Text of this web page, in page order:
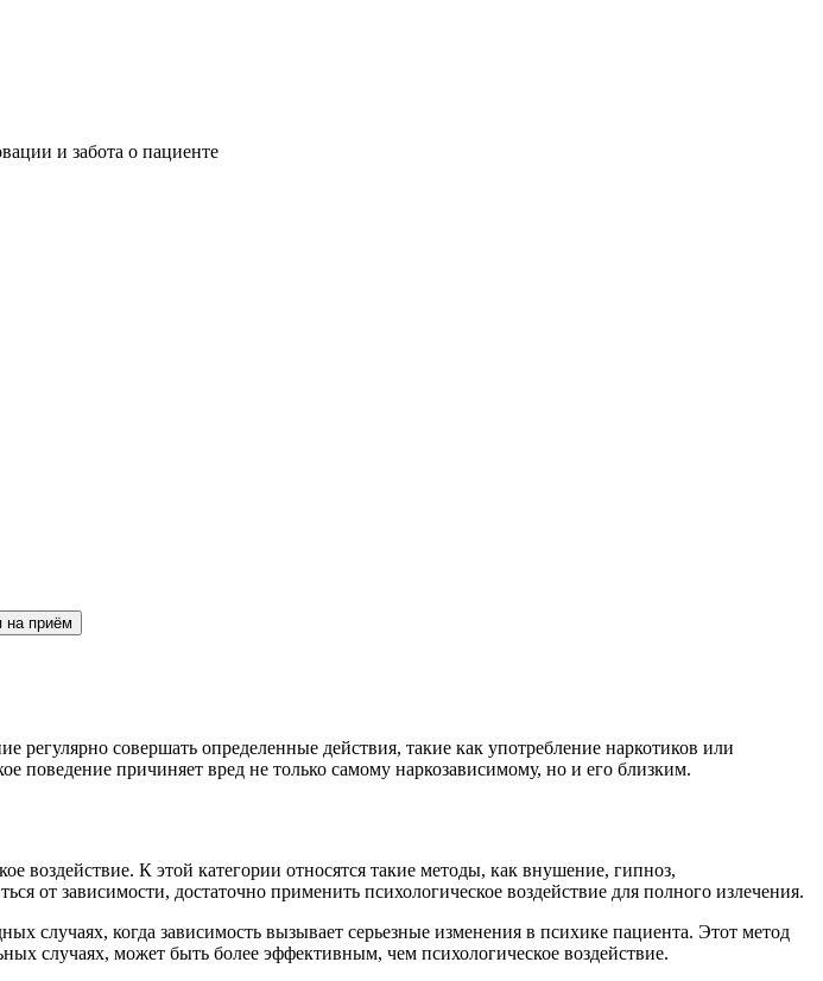
и забота о пациенте
на приём
совершать определенные действия, такие как употребление наркотиков или
поведение причиняет вред не только самому наркозависимому, но и его близким.
воздействие. К этой категории относятся такие методы, как внушение, гипноз,
от зависимости, достаточно применить психологическое воздействие для полного излечения.
случаях, когда зависимость вызывает серьезные изменения в психике пациента. Этот метод
случаях, может быть более эффективным, чем психологическое воздействие.